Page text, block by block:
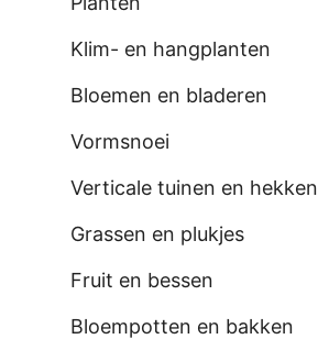
Klim- en hangplanten
Bloemen en bladeren
Vormsnoei
Verticale tuinen en hekken
Grassen en plukjes
Fruit en bessen
Bloempotten en bakken